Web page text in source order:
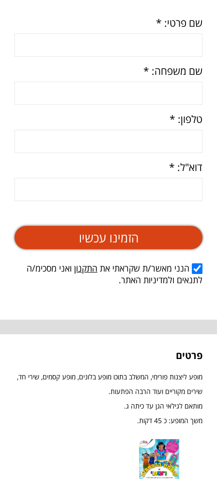
שם פרטי: *
שם משפחה: *
טלפון: *
דוא"ל: *
הזמינו עכשיו
הנני מאשר/ת שקראתי את התקנון ואני מסכימ/ה
לתנאים ולמדיניות האתר.
פרטים
מופע ליצנות פורימי, המשלב בתוכו מופע בלונים, מופע קסמים, שירי חד,
שירים מקוריים ועוד הרבה הפתעות.
מותאם לגילאי הגן עד כיתה ג.
משך המופע: כ 45 דקות.